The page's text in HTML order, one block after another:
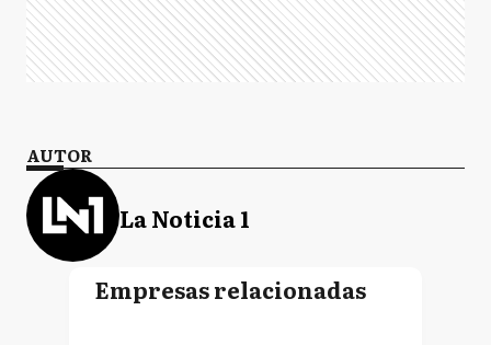
AUTOR
La Noticia 1
Empresas relacionadas